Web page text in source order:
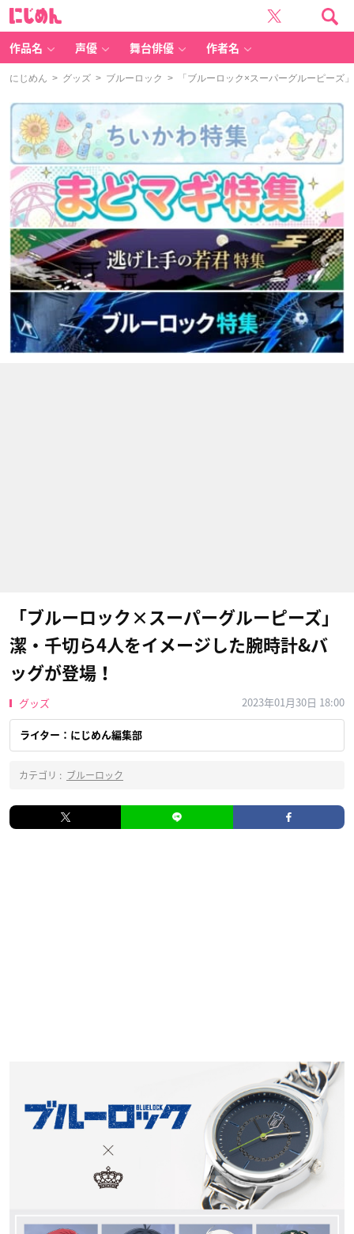
作品名 声優 舞台俳優 作者名
にじめん > グッズ > ブルーロック > 「ブルーロック×スーパーグルーピーズ
「ブルーロック×スーパーグルーピーズ」
潔・千切ら4人をイメージした腕時計&バ
ッグが登場！
グッズ 2023年01月30日 18:00
ライター：にじめん編集部
カテゴリ : ブルーロック